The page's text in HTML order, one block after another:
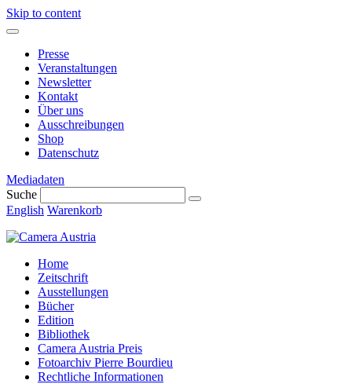
Skip to content
Presse
Veranstaltungen
Newsletter
Kontakt
Über uns
Ausschreibungen
Shop
Datenschutz
Mediadaten
Suche
English Warenkorb
Home
Zeitschrift
Ausstellungen
Bücher
Edition
Bibliothek
Camera Austria Preis
Fotoarchiv Pierre Bourdieu
Rechtliche Informationen